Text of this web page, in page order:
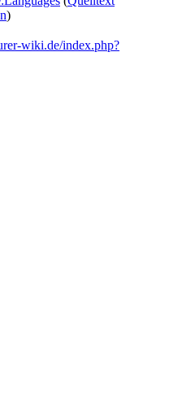
)
wiki.de/index.php?